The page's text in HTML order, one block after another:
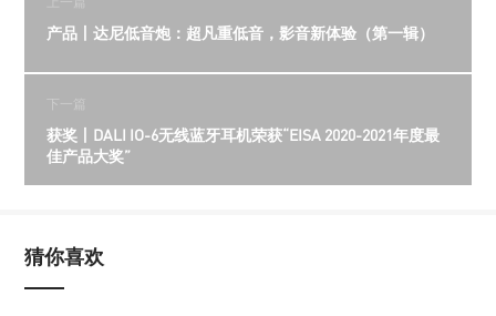
产品丨达尼低音炮：超凡重低音，影音新体验（第一辑）
下一篇
获奖丨DALI IO-6无线蓝牙耳机荣获“EISA 2020-2021年度最
佳产品大奖”
猜你喜欢